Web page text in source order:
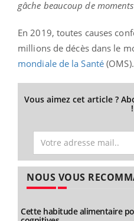
gâche beaucoup de
En 2019, toutes causes
millions de décès dans le
mondiale de la Santé (OMS).
Vous aimez cet article ?
!
NOUS VOUS
Cette habitude alimentaire